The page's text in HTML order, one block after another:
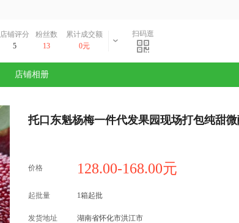
店铺评分
5
粉丝数
13
累计成交额
0元
扫码逛
店铺相册
托口东魁杨梅一件代发果园现场打包纯甜
价格 128.00-168.00元
起批量 1箱起批
发货地址 湖南省怀化市洪江市